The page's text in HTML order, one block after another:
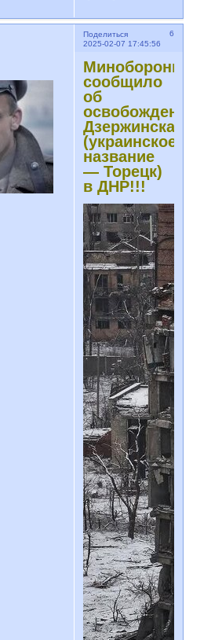
Поделиться
6
2025-02-07 17:45:56
Минобороны
сообщило
об
освобождении
Дзержинска
(украинское
название
— Торецк)
в ДНР!!!